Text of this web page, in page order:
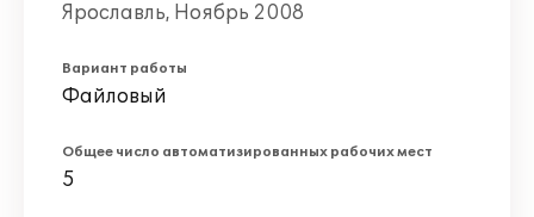
Ярославль, Ноябрь 2008
Вариант работы
Файловый
Общее число автоматизированных рабочих мест
5